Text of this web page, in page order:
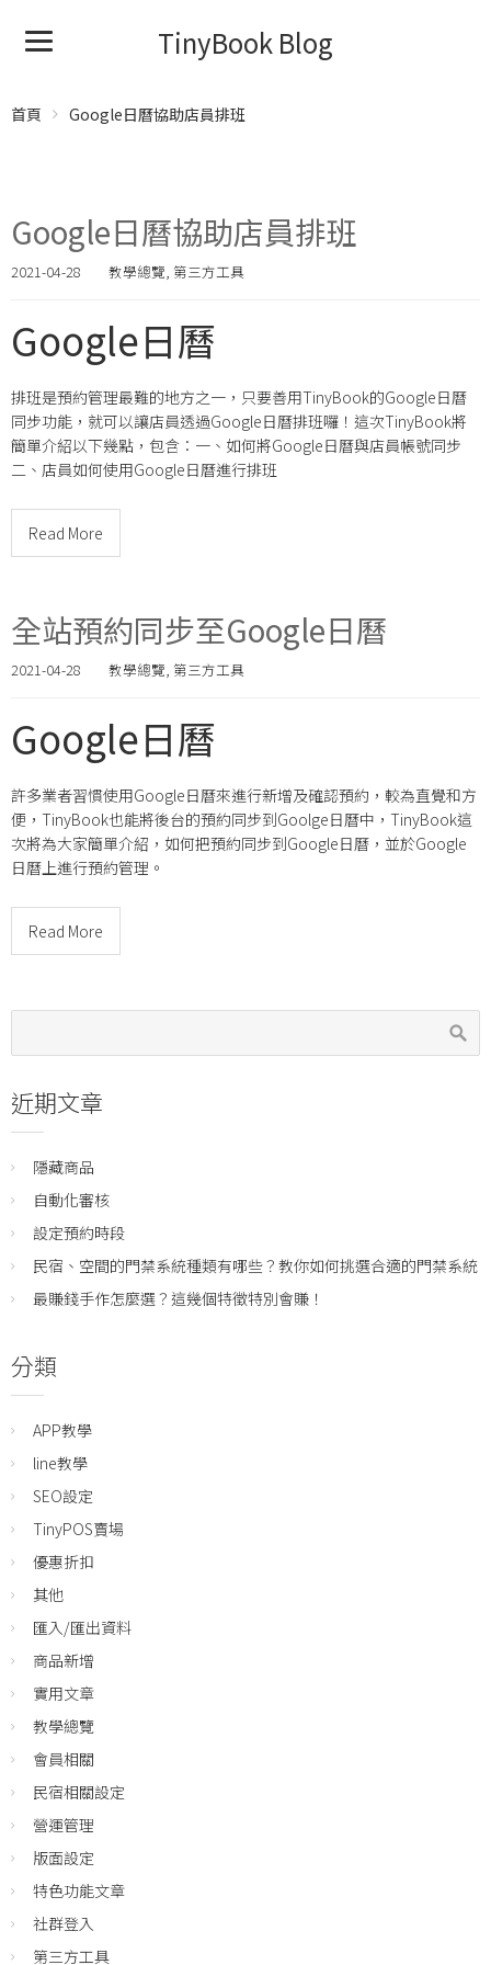
TinyBook Blog
首頁 Google日曆協助店員排班
Google日曆協助店員排班
2021-04-28 教學總覽, 第三方工具
Google日曆
排班是預約管理最難的地方之一，只要善用TinyBook的Google日曆
同步功能，就可以讓店員透過Google日曆排班囉！這次TinyBook將
簡單介紹以下幾點，包含：一、如何將Google日曆與店員帳號同步
二、店員如何使用Google日曆進行排班
Read More
全站預約同步至Google日曆
2021-04-28 教學總覽, 第三方工具
Google日曆
許多業者習慣使用Google日曆來進行新增及確認預約，較為直覺和方
便，TinyBook也能將後台的預約同步到Goolge日曆中，TinyBook這
次將為大家簡單介紹，如何把預約同步到Google日曆，並於Google
日曆上進行預約管理。
Read More
近期文章
隱藏商品
自動化審核
設定預約時段
民宿、空間的門禁系統種類有哪些？教你如何挑選合適的門禁系統
最賺錢手作怎麼選？這幾個特徵特別會賺！
分類
APP教學
line教學
SEO設定
TinyPOS賣場
優惠折扣
其他
匯入/匯出資料
商品新增
實用文章
教學總覽
會員相關
民宿相關設定
營運管理
版面設定
特色功能文章
社群登入
第三方工具